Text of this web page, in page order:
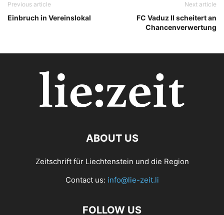
Previous article
Einbruch in Vereinslokal
Next article
FC Vaduz II scheitert an
Chancenverwertung
ABOUT US
Zeitschrift für Liechtenstein und die Region
Contact us: info@lie-zeit.li
FOLLOW US